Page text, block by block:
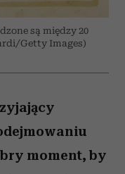
są między 20
Getty Images)
moment, by